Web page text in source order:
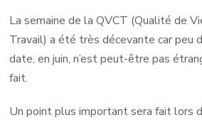
La semaine de la QVCT (Qualité de
Travail) a été très décevante car peu
date, en juin, n’est peut-être pas
fait.
Un point plus important sera fait lors